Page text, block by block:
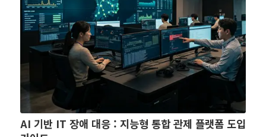
AI 기반 IT 장애 대응 : 지능형 통합 관제 플랫폼 도입